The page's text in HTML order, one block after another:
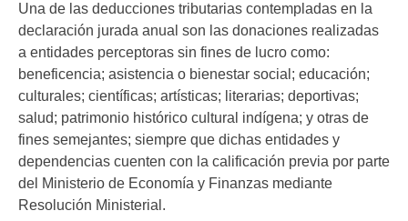
Una de las deducciones tributarias contempladas en la
declaración jurada anual son las donaciones realizadas
a entidades perceptoras sin fines de lucro como:
beneficencia; asistencia o bienestar social; educación;
culturales; científicas; artísticas; literarias; deportivas;
salud; patrimonio histórico cultural indígena; y otras de
fines semejantes; siempre que dichas entidades y
dependencias cuenten con la calificación previa por parte
del Ministerio de Economía y Finanzas mediante
Resolución Ministerial.